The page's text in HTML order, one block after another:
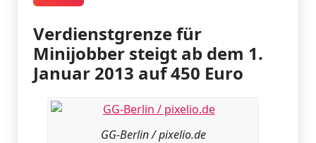
Verdienstgrenze für
Minijobber steigt ab dem 1.
Januar 2013 auf 450 Euro
GG-Berlin / pixelio.de